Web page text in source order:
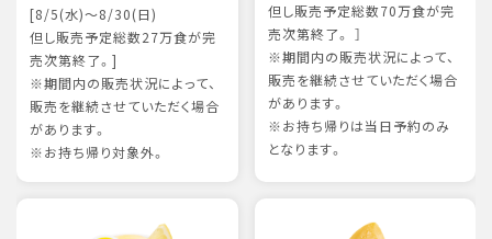
[8/5(水)～8/30(日)
但し販売予定総数27万食が完
売次第終了。]
※期間内の販売状況によって、
販売を継続させていただく場合
があります。
※お持ち帰り対象外。
但し販売予定総数70万食が完
売次第終了。 ］
※期間内の販売状況によって、
販売を継続させていただく場合
があります。
※お持ち帰りは当日予約のみ
となります。